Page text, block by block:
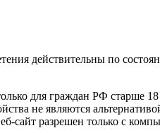
действительны по
для граждан РФ старше
не являются
сайт разрешен только с